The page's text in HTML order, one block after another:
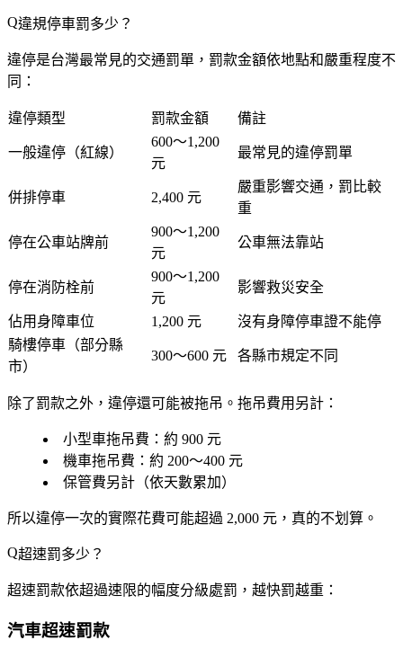
違規停車罰多少？
違停是台灣最常見的交通罰單，罰款金額依地點和嚴重程度不
同：
違停類型 罰款金額 備註
一般違停（紅線）
600～1,200
元
最常見的違停罰單
併排停車 2,400 元
嚴重影響交通，罰比較
重
停在公車站牌前
900～1,200
元
公車無法靠站
停在消防栓前
900～1,200
元
影響救災安全
佔用身障車位 1,200 元
沒有身障停車證不能停
騎樓停車（部分縣
市）
300～600 元 各縣市規定不同
除了罰款之外， 違停還可能被拖吊 。拖吊費用另計：
小型車拖吊費：約 900 元
機車拖吊費：約 200～400 元
保管費另計（依天數累加）
所以違停一次的實際花費可能超過 2,000 元，真的不划算。
超速罰多少？
超速罰款依超過速限的幅度分級處罰，越快罰越重：
汽車超速罰款